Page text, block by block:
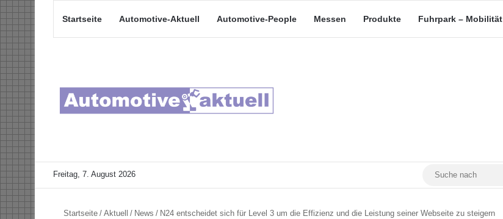
Startseite Automotive-Aktuell Automotive-People Messen Produkte Fuhrpark – Mobilität
Freitag, 7. August 2026 YouTubeMastodon
Startseite / Aktuell / News / N24 entscheidet sich für Level 3 um die Effizienz und die Leistung seiner Webseite zu steigern